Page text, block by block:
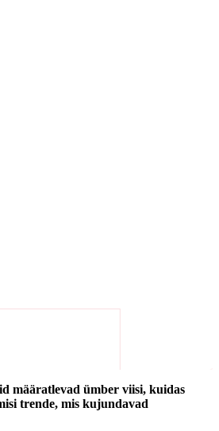
määratlevad ümber viisi, kuidas
trende, mis kujundavad